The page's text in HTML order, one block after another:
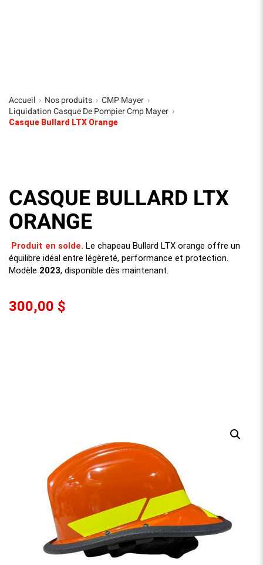
Accueil › Nos produits › CMP Mayer ›
Liquidation Casque De Pompier Cmp Mayer ›
Casque Bullard LTX Orange
CASQUE BULLARD LTX
ORANGE
Produit en solde. Le chapeau Bullard LTX orange offre un
équilibre idéal entre légèreté, performance et protection.
Modèle 2023, disponible dès maintenant.
300,00 $